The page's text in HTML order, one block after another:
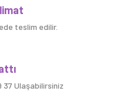
teslim edilir.
37 Ulaşabilirsiniz